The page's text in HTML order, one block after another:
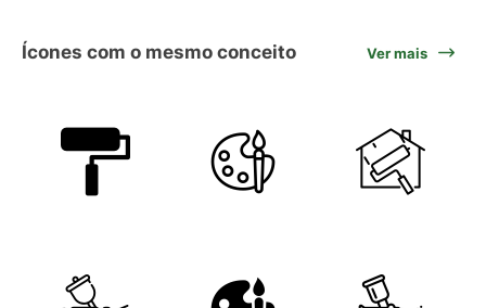
Ícones com o mesmo conceito Ver mais